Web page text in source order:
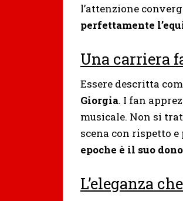
l’attenzione
perfettamente
Una carriera
Essere descritta
Giorgia. I fan
musicale. Non si
scena con rispetto
epoche è il suo
L’eleganza